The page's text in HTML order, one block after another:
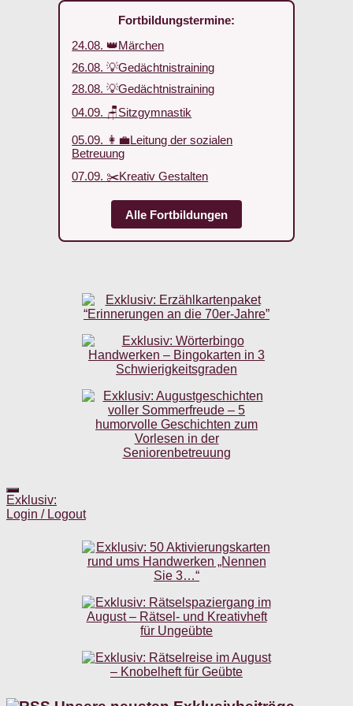
Fortbildungstermine:
24.08. 👑Märchen
26.08. 💡Gedächtnistraining
28.08. 💡Gedächtnistraining
04.09. 🪑Sitzgymnastik
05.09. 👩‍💼Leitung der sozialen
Betreuung
07.09. ✂️Kreativ Gestalten
Alle Fortbildungen
Exklusiv:
Login / Logout